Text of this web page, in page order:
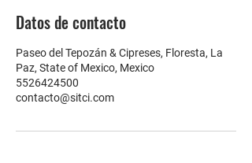
Datos de contacto
Paseo del Tepozán & Cipreses, Floresta, La
Paz, State of Mexico, Mexico
5526424500
contacto@sitci.com